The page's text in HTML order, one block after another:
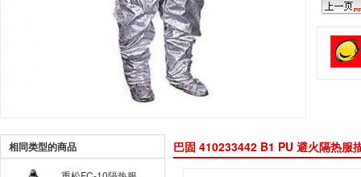
相同类型的商品 巴固 410233442 B1 PU 避火隔热服